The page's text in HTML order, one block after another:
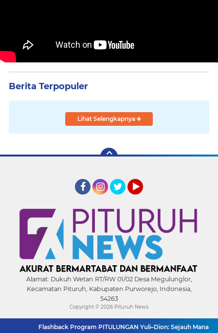
Berita Terpopuler
Lihat Selengkapnya
Alamat: Dukuh Wetan RT/RW 01/02 Desa Megulunglor,
Kecamatan Pituruh, Kabupaten Purworejo, Indonesia,
54263
Flashback Program PITULUNGAN Yuli–Dion: Sejauh Mana
Copyright © 2026 Pituruh News